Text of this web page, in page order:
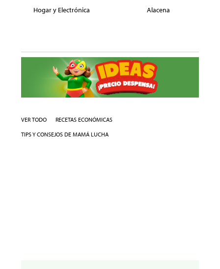
Hogar y Electrónica Alacena
VER TODO
RECETAS ECONÓMICAS
TIPS Y CONSEJOS DE MAMÁ LUCHA